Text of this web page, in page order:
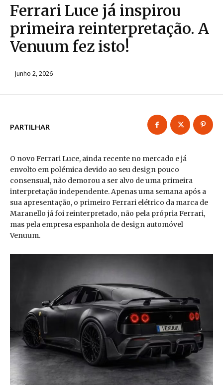
Ferrari Luce já inspirou
primeira reinterpretação. A
Venuum fez isto!
Junho 2, 2026
PARTILHAR
O novo Ferrari Luce, ainda recente no mercado e já
envolto em polémica devido ao seu design pouco
consensual, não demorou a ser alvo de uma primeira
interpretação independente. Apenas uma semana após a
sua apresentação, o primeiro Ferrari elétrico da marca de
Maranello já foi reinterpretado, não pela própria Ferrari,
mas pela empresa espanhola de design automóvel
Venuum.